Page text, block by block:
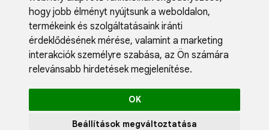
hogy jobb élményt nyújtsunk a weboldalon,
termékeink és szolgáltatásaink iránti
érdeklődésének mérése, valamint a marketing
interakciók személyre szabása, az Ön számára
relevánsabb hirdetések megjelenítése.
OK
Beállítások megváltoztatása